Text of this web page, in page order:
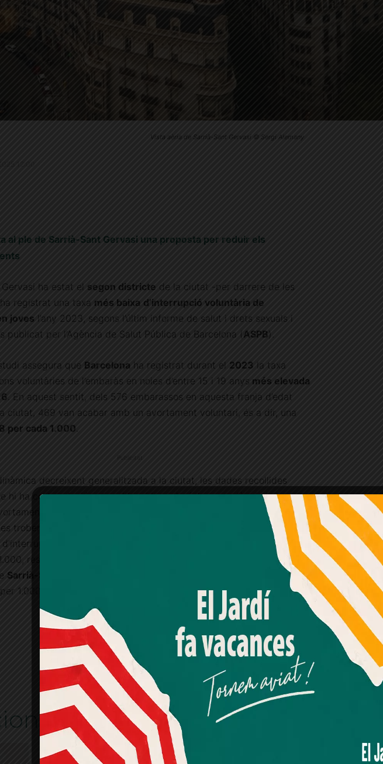
Vista aèria de Sarrià-Sant Gervasi © Sergi Alemany
al ple de Sarrià-Sant Gervasi una proposta per reduir els
ha estat el segon districte de la ciutat -per darrere de les
registrat una taxa més baixa d’interrupció voluntària de
joves l’any 2023, segons l’últim informe de salut i drets sexuals i
publicat per l’Agència de Salut Pública de Barcelona ( ASPB).
assegura que Barcelona ha registrat durant el 2023 la taxa
voluntàries de l’embaràs en noies d’entre 15 i 19 anys més elevada
. En aquest sentit, dels 576 embarassos en aquesta franja d’edat
ciutat, 469 van acabar amb un avortament voluntari, és a dir, una
per cada 1.000.
decreixent generalitzada a la ciutat, les dades recollides
hi ha certa relació entre el barri barceloní de procedència i el
registrats. És per això, que districtes com
Ciutat Vella
o
es troben significativament per sobre la mitjana de la ciutat pel que
voluntàries de l’embaràs en noies joves, amb un 17,3 i
respectivament. En canvi, a la cua del rànquing se situen els
Sarrià-Sant Gervasi les Corts -
1.000-.
ETIQUETES avortament
Amb el seu acord, nosaltres fem servir galetes o
tecnologies similars per emmagatzemar, accedir i
processar dades personals com la seva visita a aquest lloc
web. Pot retirar el seu consentiment o oposar-se al
processament de dades basat en interessos legítims en
qualsevol moment fent clic a "Ajustos de cookies" o a la
nostra Política de privacitat en aquest lloc web. Si cliques
"acceptar" dones el teu consentiment
Més informació Acceptar Rebutjar tot
Quan l’usuari crea un compte al Diari el Jardí, dona el seu
consentiment explícit per rebre comunicacions
informatives relacionades amb el servei. Aquest
consentiment pot ser revocat en qualsevol moment
mitjançant l’enllaç de baixa present a tots els correus.